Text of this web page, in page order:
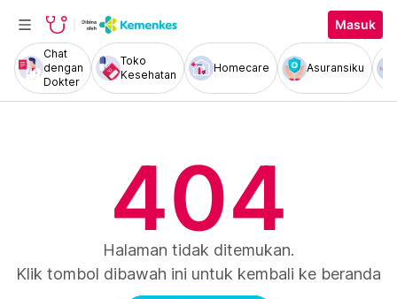
Masuk
Chat
dengan
Dokter
Toko
Kesehatan
Homecare Asuransiku
404
Halaman tidak ditemukan.
Klik tombol dibawah ini untuk kembali ke beranda